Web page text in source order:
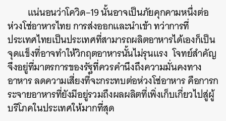
แน่นอนว่าโควิด–19 นั้นอาจเป็นภัยคุกคามหนึ่งต่อ
ห่วงโซ่อาหารไทย การส่งออกและนำเข้า ทว่าการที่
ประเทศไทยเป็นประเทศที่สามารถผลิตอาหารได้เองก็เป็น
จุดแข็งที่อาจทำให้วิกฤตอาหารนั้นไม่รุนแรง โจทย์สำคัญ
จึงอยู่ที่มาตรการของรัฐที่ควรคำนึงถึงความมั่นคงทาง
อาหาร ลดความเสี่ยงที่จะกระทบต่อห่วงโซ่อาหาร คือการก
ระจายอาหารที่ยังมีอยู่รวมถึงผลผลิตที่เพิ่งเก็บเกี่ยวไปสู่ผู้
บริโภคในประเทศให้มากที่สุด